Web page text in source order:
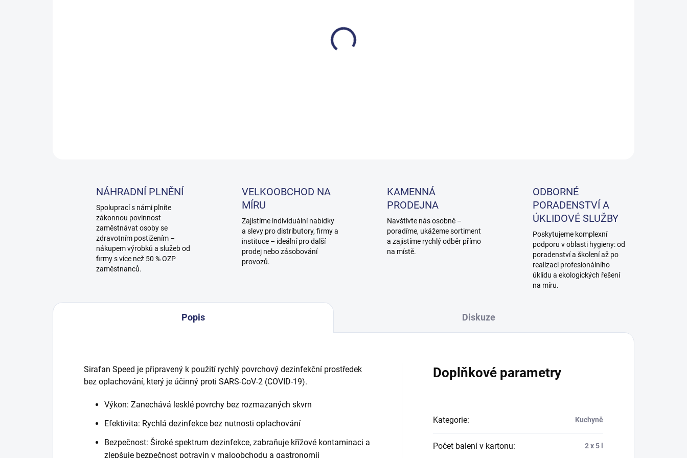
NÁHRADNÍ PLNĚNÍ
Spoluprací s námi plníte
zákonnou povinnost
zaměstnávat osoby se
zdravotním postižením –
nákupem výrobků a služeb od
firmy s více než 50 % OZP
zaměstnanců.
VELKOOBCHOD NA
MÍRU
Zajistíme individuální nabídky
a slevy pro distributory, firmy a
instituce – ideální pro další
prodej nebo zásobování
provozů.
KAMENNÁ
PRODEJNA
Navštivte nás osobně –
poradíme, ukážeme sortiment
a zajistíme rychlý odběr přímo
na místě.
ODBORNÉ
PORADENSTVÍ A
ÚKLIDOVÉ SLUŽBY
Poskytujeme komplexní
podporu v oblasti hygieny: od
poradenství a školení až po
realizaci profesionálního
úklidu a ekologických řešení
na míru.
Popis Diskuze
Sirafan Speed je připravený k použití rychlý povrchový dezinfekční prostředek
bez oplachování, který je účinný proti SARS-CoV-2 (COVID-19).
Výkon: Zanechává lesklé povrchy bez rozmazaných skvrn
Efektivita: Rychlá dezinfekce bez nutnosti oplachování
Bezpečnost: Široké spektrum dezinfekce, zabraňuje křížové kontaminaci a
zlepšuje bezpečnost potravin v maloobchodu a gastronomii
Doplňkové parametry
Kategorie: Kuchyně
Počet balení v kartonu: 2 x 5 l